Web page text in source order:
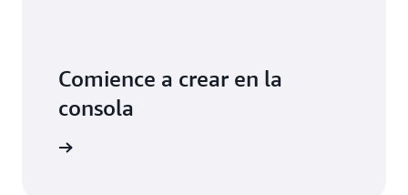
Comience a crear en la
consola